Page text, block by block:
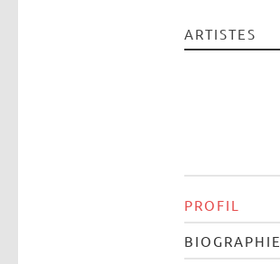
ARTISTES
PROFIL
BIOGRAPHIE